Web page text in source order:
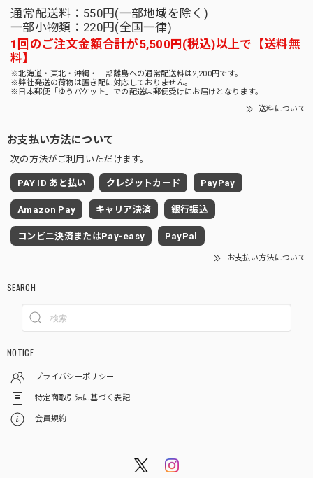
通常配送料：550円(一部地域を除く)
一部小物類：220円(全国一律)
1回のご注文金額合計が5,500円(税込)以上で【送料無
料】
※北海道・東北・沖縄・一部離島への通常配送料は2,200円です。
※弊社発送の荷物は置き配に対応しておりません。
※日本郵便「ゆうパケット」での配送は郵便受けにお届けとなります。
送料について
お支払い方法について
次の方法がご利用いただけます。
PAY ID あと払い クレジットカード PayPay
Amazon Pay キャリア決済 銀行振込
コンビニ決済またはPay-easy PayPal
お支払い方法について
SEARCH
NOTICE
プライバシーポリシー
特定商取引法に基づく表記
会員規約